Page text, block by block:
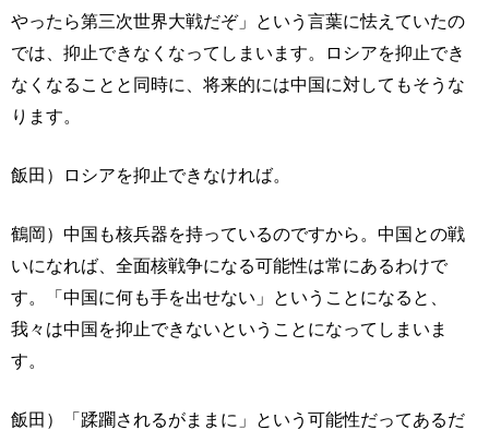
やったら第三次世界大戦だぞ」という言葉に怯えていたの
では、抑止できなくなってしまいます。ロシアを抑止でき
なくなることと同時に、将来的には中国に対してもそうな
ります。
飯田）ロシアを抑止できなければ。
鶴岡）中国も核兵器を持っているのですから。中国との戦
いになれば、全面核戦争になる可能性は常にあるわけで
す。「中国に何も手を出せない」ということになると、
我々は中国を抑止できないということになってしまいま
す。
飯田）「蹂躙されるがままに」という可能性だってあるだ